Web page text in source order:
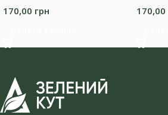
170,00 грн 170,00